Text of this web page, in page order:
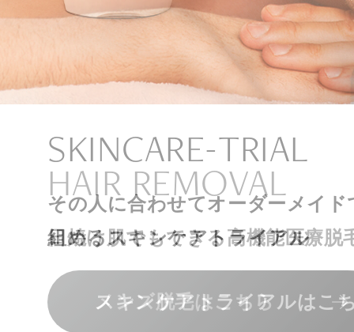
SIGNATURE
リラックスできる落ち着いた空間
上質な美容医療サービスを提供し
人気メニューはこちら
HAIR REMOVAL
日焼け肌でもできる高機能医療脱
メンズ脱毛はこちら
SKINCARE-TRIAL
その人に合わせてオーダーメイド
組めるスキンケアトライアル
スキンケアトライアルはこ
PHILOSOPHY
“男性”特化の美容
コンセプトはこちら
ナチュラル アンチエイ
内側から若々しく健康な身体へ
エクソソーム療法はこちら
NAD+点滴はこちら
INVITATION
メンバーシップを、最高のギフト
メンバーシップのご案内